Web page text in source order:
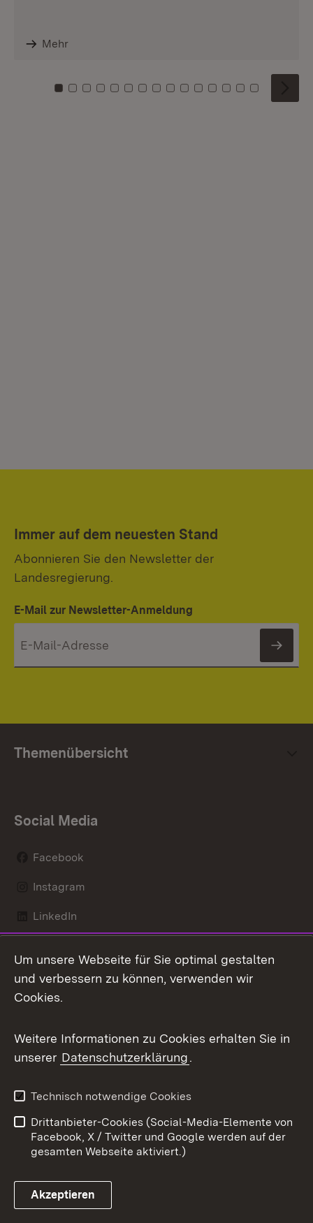
Mehr
Zu Kachel: 0
Zu Kachel: 1
Zu Kachel: 2
Zu Kachel: 3
Zu Kachel: 4
Zu Kachel: 5
Zu Kachel: 6
Zu Kachel: 7
Zu Kachel: 8
Zu Kachel: 9
Zu Kachel: 10
Zu Kachel: 11
Zu Kachel: 12
Zu Kachel:
Zu
Immer auf dem neuesten Stand
Abonnieren Sie den Newsletter der
Landesregierung.
E-Mail zur Newsletter-Anmeldung
Themenübersicht
Social Media
Facebook
Instagram
LinkedIn
X / Twitter
Youtube
Link zum Landesportal
Kontakt
Datenschutz
Barrierefreiheit
Impressum
Cookies
Um unsere Webseite für Sie optimal gestalten
und verbessern zu können, verwenden wir
Cookies.
Weitere Informationen zu Cookies erhalten Sie in
unserer Datenschutzerklärung.
Technisch notwendige Cookies
Drittanbieter-Cookies (Social-Media-Elemente von
Facebook, X / Twitter und Google werden auf der
gesamten Webseite aktiviert.)
Akzeptieren